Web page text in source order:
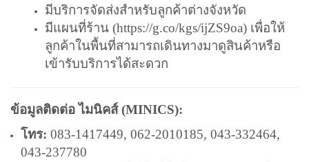
มีบริการจัดส่งสำหรับลูกค้าต่างจังหวัด
มีแผนที่ร้าน (https://g.co/kgs/ijZS9oa) เพื่อให้
ลูกค้าในพื้นที่สามารถเดินทางมาดูสินค้าหรือ
เข้ารับบริการได้สะดวก
ข้อมูลติดต่อ ไมนิคส์ (MINICS):
โทร: 083-1417449, 062-2010185, 043-332464,
043-237780